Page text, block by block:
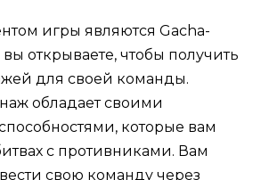
игры являются Gacha-
открываете, чтобы получить
для своей команды.
обладает своими
которые вам
с противниками. Вам
свою команду через